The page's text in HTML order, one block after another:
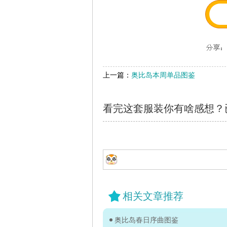
上一篇： 奥比岛本周单品图鉴
看完这套服装你有啥感想？
相关文章推荐
奥比岛春日序曲图鉴